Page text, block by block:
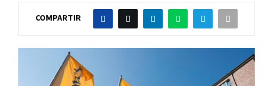
COMPARTIR